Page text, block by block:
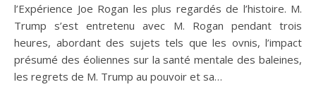
l’Expérience Joe Rogan les plus regardés de l’histoire. M.
Trump s’est entretenu avec M. Rogan pendant trois
heures, abordant des sujets tels que les ovnis, l’impact
présumé des éoliennes sur la santé mentale des baleines,
les regrets de M. Trump au pouvoir et sa…